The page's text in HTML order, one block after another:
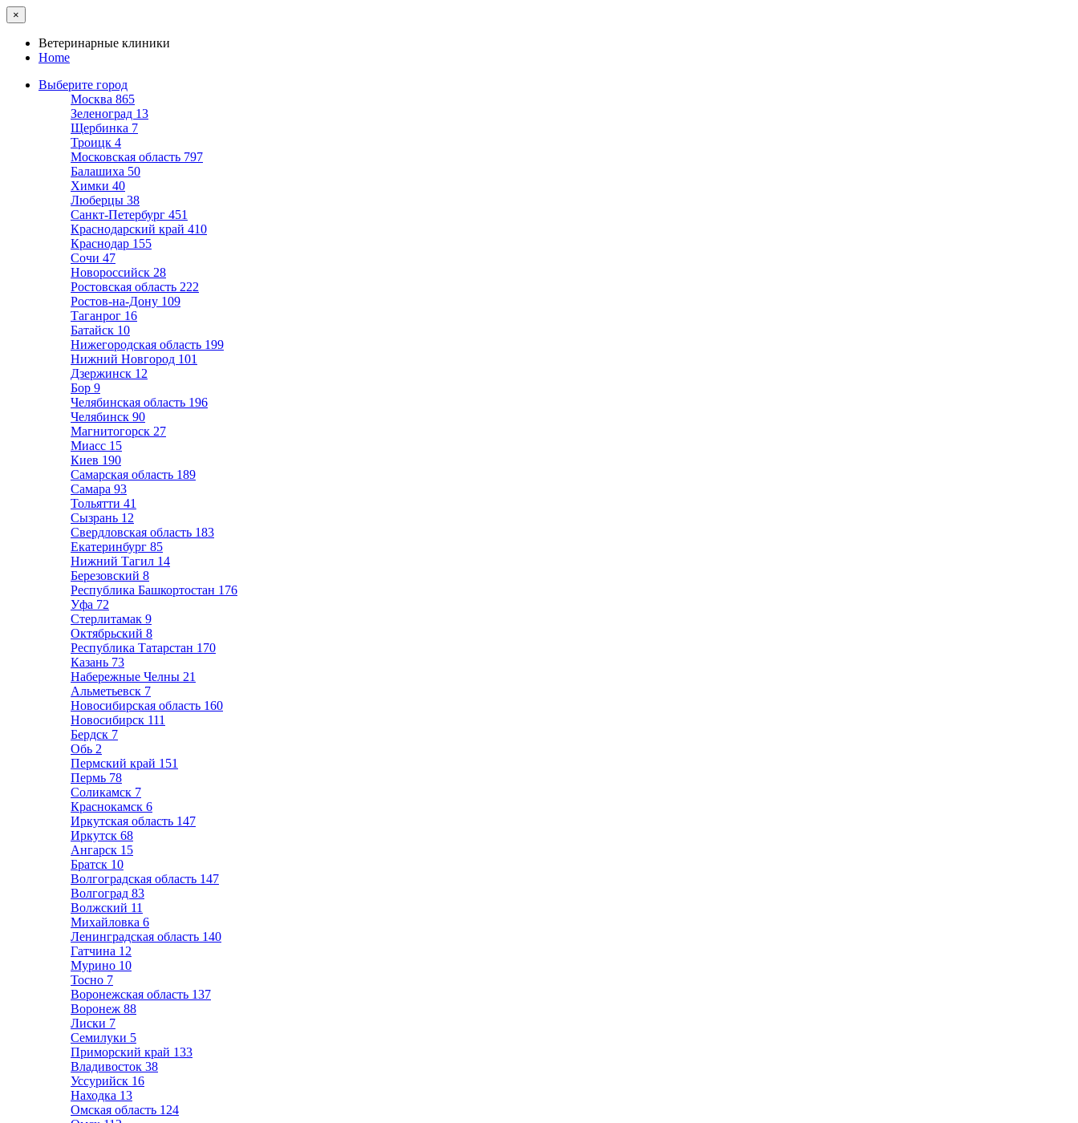
×
Ветеринарные клиники
Home
Выберите город
Москва 865
Зеленоград 13
Щербинка 7
Троицк 4
Московская область 797
Балашиха 50
Химки 40
Люберцы 38
Санкт-Петербург 451
Краснодарский край 410
Краснодар 155
Сочи 47
Новороссийск 28
Ростовская область 222
Ростов-на-Дону 109
Таганрог 16
Батайск 10
Нижегородская область 199
Нижний Новгород 101
Дзержинск 12
Бор 9
Челябинская область 196
Челябинск 90
Магнитогорск 27
Миасс 15
Киев 190
Самарская область 189
Самара 93
Тольятти 41
Сызрань 12
Свердловская область 183
Екатеринбург 85
Нижний Тагил 14
Березовский 8
Республика Башкортостан 176
Уфа 72
Стерлитамак 9
Октябрьский 8
Республика Татарстан 170
Казань 73
Набережные Челны 21
Альметьевск 7
Новосибирская область 160
Новосибирск 111
Бердск 7
Обь 2
Пермский край 151
Пермь 78
Соликамск 7
Краснокамск 6
Иркутская область 147
Иркутск 68
Ангарск 15
Братск 10
Волгоградская область 147
Волгоград 83
Волжский 11
Михайловка 6
Ленинградская область 140
Гатчина 12
Мурино 10
Тосно 7
Воронежская область 137
Воронеж 88
Лиски 7
Семилуки 5
Приморский край 133
Владивосток 38
Уссурийск 16
Находка 13
Омская область 124